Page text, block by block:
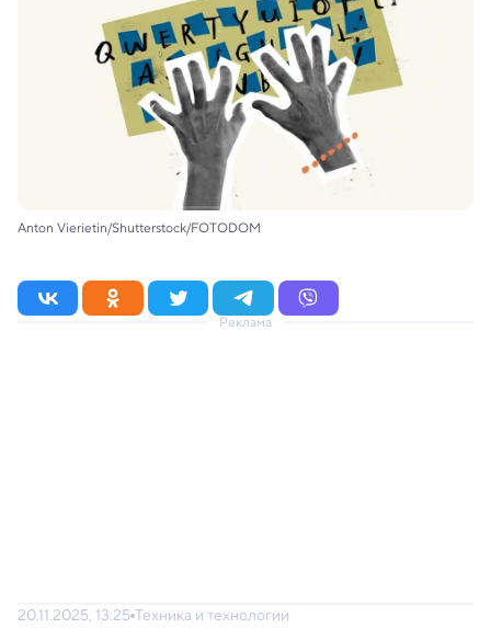
Anton Vierietin/Shutterstock/FOTODOM
Реклама
20.11.2025, 13:25 Техника и технологии